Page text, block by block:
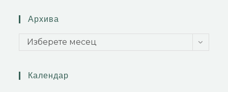
Архива
Изберете месец
Календар